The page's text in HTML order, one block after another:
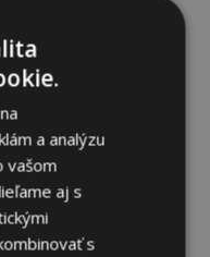
HYUNDAI E-
ks)
a analýzu
vašom
aj s
s